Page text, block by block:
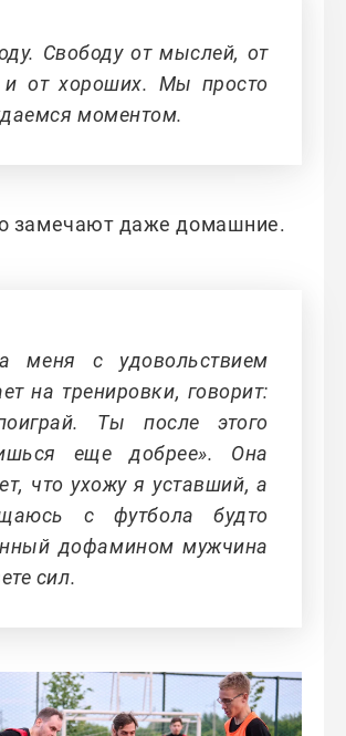
Свободу от мыслей, от
и от хороших. Мы просто
моментом.
замечают даже домашние.
меня с удовольствием
на тренировки, говорит:
Ты после этого
еще добрее». Она
что ухожу я уставший, а
с футбола будто
дофамином мужчина
сил.